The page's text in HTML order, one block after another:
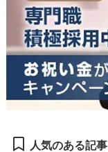
人気のある記事